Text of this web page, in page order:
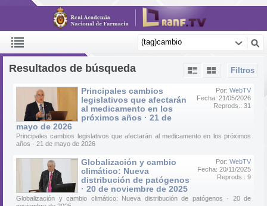
Filtros
Resultados de búsqueda
Por: WebTV
Fecha: 21/05/2026
Reprods.: 31
Principales cambios
legislativos que afectarán
al medicamento en los
próximos años · 21 de
mayo de 2026
Principales cambios legislativos que afectarán al medicamento en los próximos
años · 21 de mayo de 2026
Por: WebTV
Fecha: 20/11/2025
Reprods.: 9
Globalización y cambio
climático: Nueva
distribución de patógenos
· 20 de noviembre de 2025
Globalización y cambio climático: Nueva distribución de patógenos · 20 de